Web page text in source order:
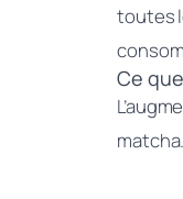
toutes
Ce